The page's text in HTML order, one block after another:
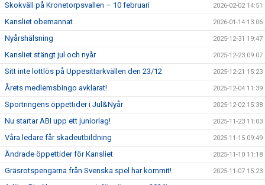
Skokväll på Kronetorpsvallen – 10 februari 2026-02-02 14:51
Kansliet obemannat 2026-01-14 13:06
Nyårshälsning 2025-12-31 19:47
Kansliet stängt jul och nyår 2025-12-23 09:07
Sitt inte lottlös på Uppesittarkvällen den 23/12 2025-12-21 15:23
Årets medlemsbingo avklarat! 2025-12-04 11:39
Sportringens öppettider i Jul&Nyår 2025-12-02 15:38
Nu startar ABI upp ett juniorlag! 2025-11-23 11:03
Våra ledare får skadeutbildning 2025-11-15 09:49
Ändrade öppettider för Kansliet 2025-11-10 11:18
Gräsrotspengarna från Svenska spel har kommit! 2025-11-07 15:23